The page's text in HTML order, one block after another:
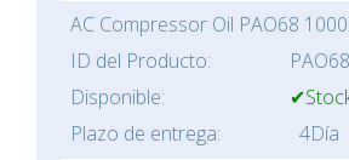
AC Compressor Oil PAO68
ID del Producto:
Disponible:
Plazo de entrega:
4Día